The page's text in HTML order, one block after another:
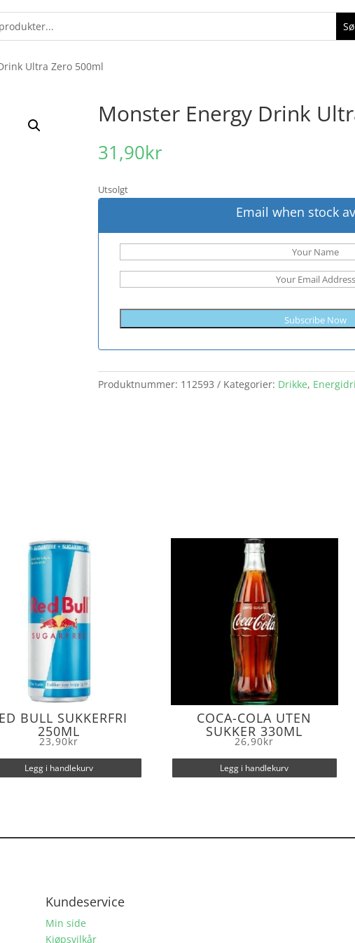
Ultra Zero 500ml
Monster Energy Drink
31,90kr
Utsolgt
Email when stock
Subscribe Now
Produktnummer: 112593 Kategorier: Drikke,
BULL SUKKERFRI
250ML
23,90kr
Legg i handlekurv
COCA-COLA UTEN
SUKKER 330ML
26,90kr
Legg i handlekurv
Kundeservice
Min side
Kjøpsvilkår